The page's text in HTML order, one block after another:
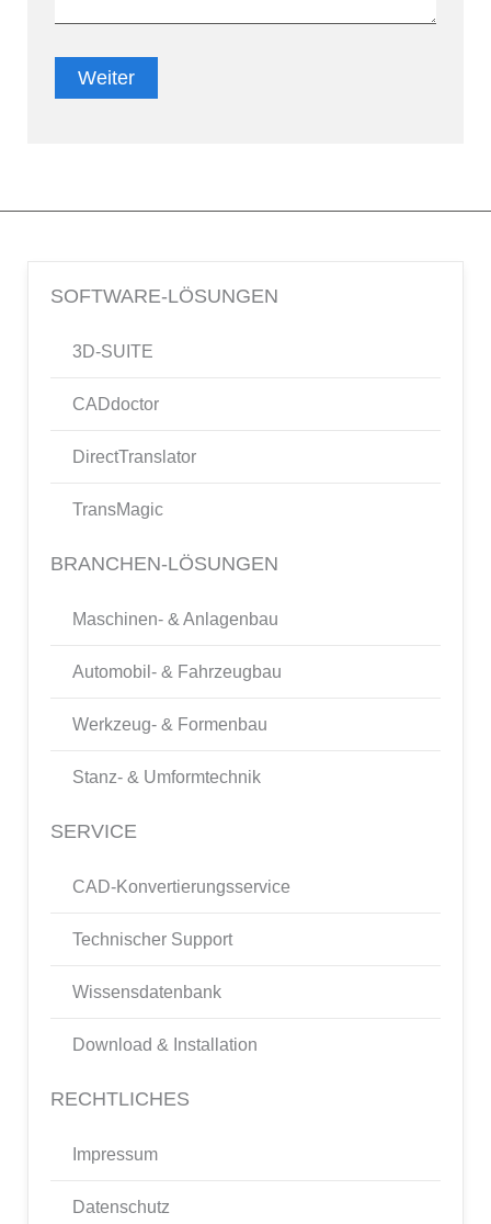
SOFTWARE-LÖSUNGEN
3D-SUITE
CADdoctor
DirectTranslator
TransMagic
BRANCHEN-LÖSUNGEN
Maschinen- & Anlagenbau
Automobil- & Fahrzeugbau
Werkzeug- & Formenbau
Stanz- & Umformtechnik
SERVICE
CAD-Konvertierungsservice
Technischer Support
Wissensdatenbank
Download & Installation
RECHTLICHES
Impressum
Datenschutz